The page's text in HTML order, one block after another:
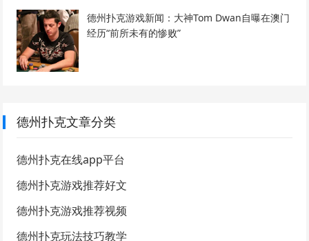
德州扑克游戏新闻：大神Tom Dwan自曝在澳门
经历“前所未有的惨败”
德州扑克文章分类
德州扑克在线app平台
德州扑克游戏推荐好文
德州扑克游戏推荐视频
德州扑克玩法技巧教学